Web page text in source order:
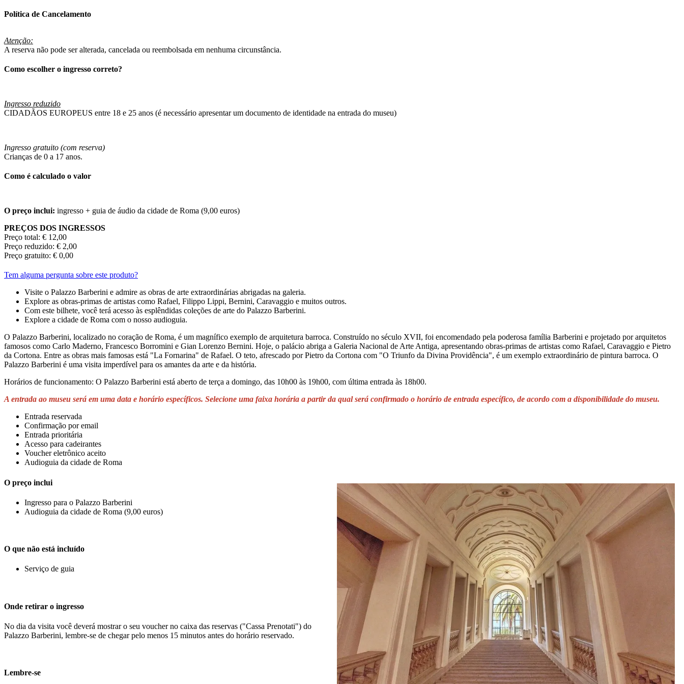
Política de Cancelamento
Atenção:
A reserva não pode ser alterada, cancelada ou reembolsada em nenhuma circunstância.
Como escolher o ingresso correto?
Ingresso reduzido
CIDADÃOS EUROPEUS entre 18 e 25 anos (é necessário apresentar um documento de identidade na entrada do museu)
Ingresso gratuito (com reserva)
Crianças de 0 a 17 anos.
Como é calculado o valor
O preço inclui: ingresso + guia de áudio da cidade de Roma (9,00 euros)
PREÇOS DOS INGRESSOS
Preço total: € 12,00
Preço reduzido: € 2,00
Preço gratuito: € 0,00
Tem alguma pergunta sobre este produto?
Visite o Palazzo Barberini e admire as obras de arte extraordinárias abrigadas na galeria.
Explore as obras-primas de artistas como Rafael, Filippo Lippi, Bernini, Caravaggio e muitos outros.
Com este bilhete, você terá acesso às esplêndidas coleções de arte do Palazzo Barberini.
Explore a cidade de Roma com o nosso audioguia.
O Palazzo Barberini, localizado no coração de Roma, é um magnífico exemplo de arquitetura barroca. Construído no século XVII, foi encomendado pela poderosa família Barberini e projetado por arquitetos
famosos como Carlo Maderno, Francesco Borromini e Gian Lorenzo Bernini. Hoje, o palácio abriga a Galeria Nacional de Arte Antiga, apresentando obras-primas de artistas como Rafael, Caravaggio e Pietro
da Cortona. Entre as obras mais famosas está "La Fornarina" de Rafael. O teto, afrescado por Pietro da Cortona com "O Triunfo da Divina Providência", é um exemplo extraordinário de pintura barroca. O
Palazzo Barberini é uma visita imperdível para os amantes da arte e da história.
Horários de funcionamento: O Palazzo Barberini está aberto de terça a domingo, das 10h00 às 19h00, com última entrada às 18h00.
A entrada ao museu será em uma data e horário específicos. Selecione uma faixa horária a partir da qual será confirmado o horário de entrada específico, de acordo com a disponibilidade do museu.
Entrada reservada
Confirmação por email
Entrada prioritária
Acesso para cadeirantes
Voucher eletrônico aceito
Audioguia da cidade de Roma
O preço inclui
Ingresso para o Palazzo Barberini
Audioguia da cidade de Roma (9,00 euros)
O que não está incluído
Serviço de guia
Onde retirar o ingresso
No dia da visita você deverá mostrar o seu voucher no caixa das reservas ("Cassa Prenotati") do
Palazzo Barberini, lembre-se de chegar pelo menos 15 minutos antes do horário reservado.
Lembre-se